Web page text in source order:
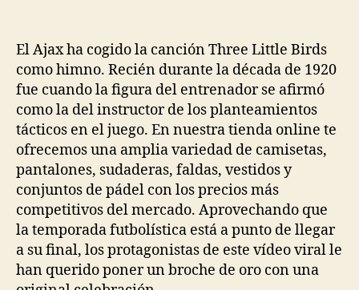
entrada
entrada
El Ajax ha cogido la canción Three Little Birds
como himno. Recién durante la década de 1920
fue cuando la figura del entrenador se afirmó
como la del instructor de los planteamientos
tácticos en el juego. En nuestra tienda online te
ofrecemos una amplia variedad de camisetas,
pantalones, sudaderas, faldas, vestidos y
conjuntos de pádel con los precios más
competitivos del mercado. Aprovechando que
la temporada futbolística está a punto de llegar
a su final, los protagonistas de este vídeo viral le
han querido poner un broche de oro con una